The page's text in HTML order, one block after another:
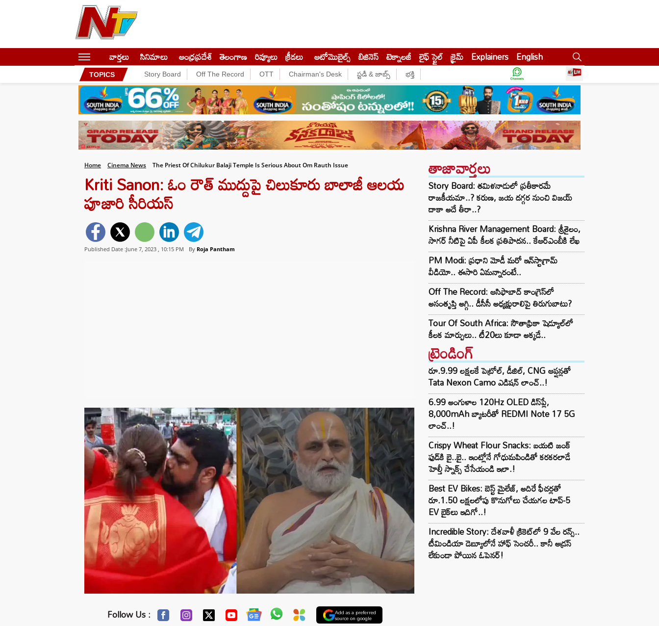
వార్తలు సినిమాలు ఆంధ్రప్రదేశ్ తెలంగాణ రివ్యూలు క్రీడలు ఆటోమొబైల్స్ బిజినెస్‌ టెక్నాలజీ లైఫ్ స్టైల్ క్రైమ్ Explainers English
TOPICS Story Board Off The Record OTT Chairman's Desk స్టడీ & జాబ్స్ భక్తి
Home Cinema News The Priest Of Chilukur Balaji Temple Is Serious About Om Rauth Issue
Kriti Sanon: ఓం రౌత్ ముద్దుపై చిలుకూరు బాలాజీ ఆలయ
పూజారి సీరియస్
Published Date :June 7, 2023 , 10:15 PM By Roja Pantham
Follow Us : Add as a preferred
source on google
తాజావార్తలు
Story Board: తమిళనాడులో ప్రతీకారమే
రాజకీయమా..? కరుణ, జయ దగ్గర నుంచి విజయ్
దాకా అదే తీరా..?
Krishna River Management Board: శ్రీశైలం,
సాగర్ నీటిపై ఏపీ కీలక ప్రతిపాదన.. కేఆర్ఎంబీకి లేఖ
PM Modi: ప్రధాని మోడీ మరో ఇన్‌స్టాగ్రామ్
వీడియో.. ఈసారి ఏమన్నారంటే..
Off The Record: ఆసిఫాబాద్ కాంగ్రెస్‌లో
అసంతృప్తి అగ్గి.. డీసీసీ అధ్యక్షురాలిపై తిరుగుబాటు?
Tour Of South Africa: సౌతాఫ్రికా షెడ్యూల్‌లో
కీలక మార్పులు.. టీ20లు కూడా అక్కడే..
ట్రెండింగ్‌
రూ.9.99 లక్షలకే పెట్రోల్, డీజిల్, CNG ఆప్షన్లతో
Tata Nexon Camo ఎడిషన్ లాంచ్..!
6.99 అంగుళాల 120Hz OLED డిస్‌ప్లే,
8,000mAh బ్యాటరీతో REDMI Note 17 5G
లాంచ్..!
Crispy Wheat Flour Snacks: బయటి జంక్
ఫుడ్‌కి బై..బై.. ఇంట్లోనే గోధుమపిండితో కరకరలాడే
హెల్తీ స్నాక్స్ చేసేయండి ఇలా.!
Best EV Bikes: బెస్ట్ మైలేజ్, అదిరే ఫీచర్లతో
రూ.1.50 లక్షలలోపు కొనుగోలు చేయగల టాప్-5
EV బైక్‌లు ఇదిగో..!
Incredible Story: దేశవాళీ క్రికెట్‌లో 9 వేల రన్స్..
టీమిండియా డెబ్యూలోనే హాఫ్ సెంచరీ.. కానీ అడ్రస్
లేకుండా పోయిన ఓపెనర్!